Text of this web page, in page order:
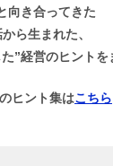
向き合ってきた
ら生まれた、
”経営のヒントを
ヒント集はこちら